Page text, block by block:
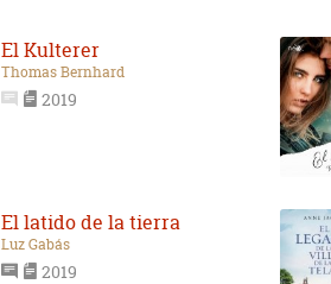
El Kulterer
Thomas Bernhard
2019
El latido de la tierra
Luz Gabás
2019